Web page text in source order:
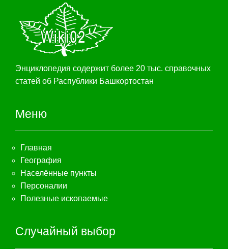
Энциклопедия содержит более 20 тыс. справочных
статей об Распублики Башкортостан
Меню
Главная
География
Населённые пункты
Персоналии
Полезные ископаемые
Случайный выбор